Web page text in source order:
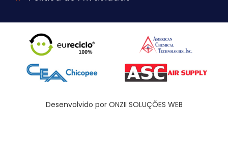
Desenvolvido por ONZII SOLUÇÕES WEB